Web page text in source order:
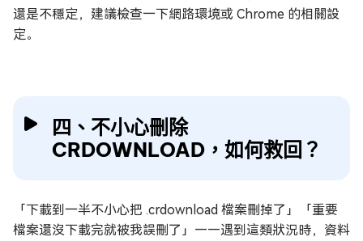
還是不穩定，建議檢查一下網路環境或 Chrome 的相關設
定。
四、不小心刪除
CRDOWNLOAD，如何救回？
「下載到一半不小心把 .crdownload 檔案刪掉了」「重要
檔案還沒下載完就被我誤刪了」——遇到這類狀況時，資料